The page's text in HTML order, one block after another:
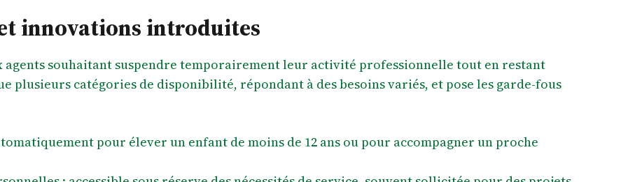
innovations introduites
souhaitant suspendre temporairement leur activité professionnelle tout en restant
plusieurs catégories de disponibilité, répondant à des besoins variés, et pose les garde-fous
pour élever un enfant de moins de 12 ans ou pour accompagner un proche